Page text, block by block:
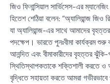
জিও ফিনান্সিয়াল সার্ভিসেস-এর
হিতেশ শেঠিয়া বলেন: “অ্যালিয়ান্জ
যা অ্যালিয়ান্জ-এর সাথে আমাদের বৃহত্তর
পদক্ষেপ। ভারতে পুনঃবীমা কার্যক্রম
আনন্দিত এবং বীমাকারীদের বৃহত্তর
স্থিতিস্থাপকতাকে শক্তিশালী করতে ও
বৃদ্ধিতে সহায়তা করতে আমরা